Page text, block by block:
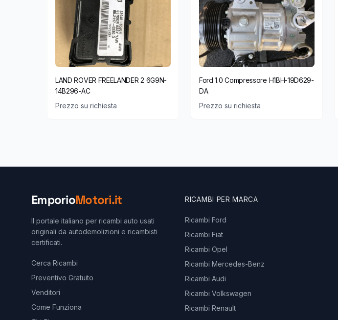
LAND ROVER FREELANDER 2 6G9N-
14B296-AC
Prezzo su richiesta
Ford 1.0 Compressore H1BH-19D629-
DA
Prezzo su richiesta
EmporioMotori.it
Il portale italiano per ricambi auto usati
originali da autodemolizioni e ricambisti
certificati.
Cerca Ricambi
Preventivo Gratuito
Venditori
Come Funziona
RICAMBI PER MARCA
Ricambi Ford
Ricambi Fiat
Ricambi Opel
Ricambi Mercedes-Benz
Ricambi Audi
Ricambi Volkswagen
Ricambi Renault